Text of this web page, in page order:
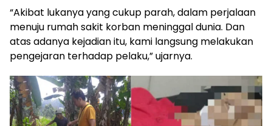
“Akibat lukanya yang cukup parah, dalam perjalaan
menuju rumah sakit korban meninggal dunia. Dan
atas adanya kejadian itu, kami langsung melakukan
pengejaran terhadap pelaku,” ujarnya.